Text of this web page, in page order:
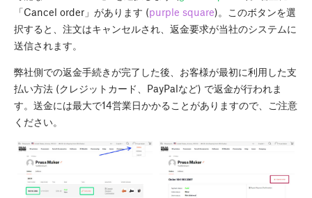
「Cancel order」があります (purple square)。このボタンを選
択すると、注文はキャンセルされ、返金要求が当社のシステムに
送信されます。
弊社側での返金手続きが完了した後、お客様が最初に利用した支
払い方法 (クレジットカード、PayPalなど) で返金が行われま
す。送金には最大で14営業日かかることがありますので、ご注意
ください。